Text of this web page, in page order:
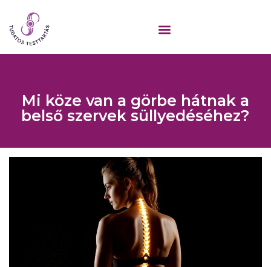
Mi köze van a görbe hátnak a
belső szervek süllyedéséhez?